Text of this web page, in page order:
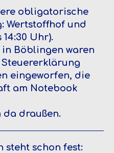
obligatorische
Wertstoffhof und
Uhr).
Böblingen waren
eingeworfen, die
am Notebook
da draußen.
steht schon fest: